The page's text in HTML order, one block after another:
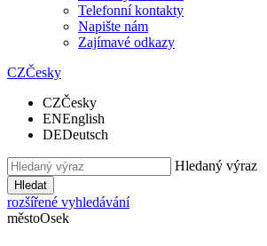
Telefonní kontakty
Napište nám
Zajímavé odkazy
CZČesky
CZČesky
ENEnglish
DEDeutsch
Hledaný výraz
Hledat
rozšířené vyhledávání
městoOsek